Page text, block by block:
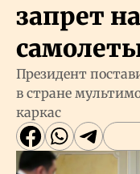
Экономика
Бизнес
Рынки
запрет
Президент
в стране
каркас